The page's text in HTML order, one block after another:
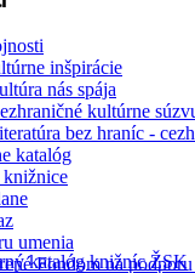
katalóg
katalóg knižníc ŽSK